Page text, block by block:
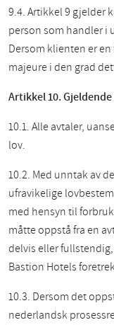
9.4. Artikkel 9 gjelder
person som handler i
Dersom klienten er
majeure i den grad
Artikkel 10.
10.1. Alle avtaler,
lov.
10.2. Med unntak av
ufravikelige
med hensyn til
måtte oppstå fra en
delvis eller
Bastion Hotels
10.3. Dersom det
nederlandsk